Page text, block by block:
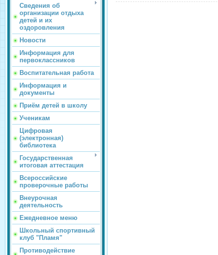
Сведения об
организации отдыха
детей и их
оздоровления
Новости
Информация для
первоклассников
Воспитательная работа
Информация и
документы
Приём детей в школу
Ученикам
Цифровая
(электронная)
библиотека
Государственная
итоговая аттестация
Всероссийские
проверочные работы
Внеурочная
деятельность
Ежедневное меню
Школьный спортивный
клуб "Пламя"
Противодействие